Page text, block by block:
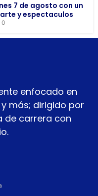
7 de agosto con un
y espectaculos
0
enfocado en
más; dirigido por
de carrera con